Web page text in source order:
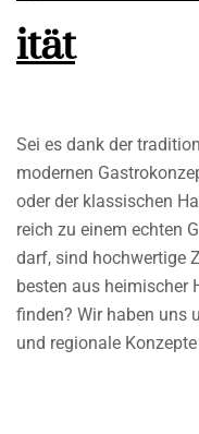
ität
Sei es dank der
modernen
oder der klassischen
reich zu einem echten
darf, sind hochwertige
besten aus heimischer
finden? Wir haben uns
und regionale